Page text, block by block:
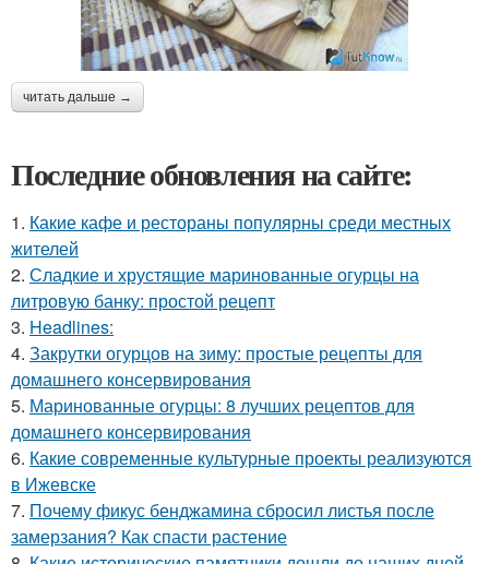
читать дальше →
Последние обновления на сайте:
1. Какие кафе и рестораны популярны среди местных
жителей
2. Сладкие и хрустящие маринованные огурцы на
литровую банку: простой рецепт
3. Headlines:
4. Закрутки огурцов на зиму: простые рецепты для
домашнего консервирования
5. Маринованные огурцы: 8 лучших рецептов для
домашнего консервирования
6. Какие современные культурные проекты реализуются
в Ижевске
7. Почему фикус бенджамина сбросил листья после
замерзания? Как спасти растение